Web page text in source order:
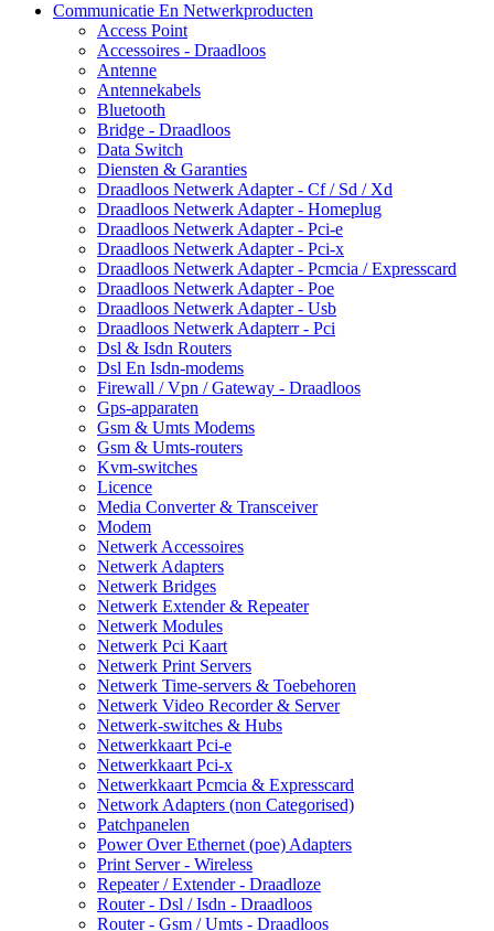
Communicatie En Netwerkproducten
Access Point
Accessoires - Draadloos
Antenne
Antennekabels
Bluetooth
Bridge - Draadloos
Data Switch
Diensten & Garanties
Draadloos Netwerk Adapter - Cf / Sd / Xd
Draadloos Netwerk Adapter - Homeplug
Draadloos Netwerk Adapter - Pci-e
Draadloos Netwerk Adapter - Pci-x
Draadloos Netwerk Adapter - Pcmcia / Expresscard
Draadloos Netwerk Adapter - Poe
Draadloos Netwerk Adapter - Usb
Draadloos Netwerk Adapterr - Pci
Dsl & Isdn Routers
Dsl En Isdn-modems
Firewall / Vpn / Gateway - Draadloos
Gps-apparaten
Gsm & Umts Modems
Gsm & Umts-routers
Kvm-switches
Licence
Media Converter & Transceiver
Modem
Netwerk Accessoires
Netwerk Adapters
Netwerk Bridges
Netwerk Extender & Repeater
Netwerk Modules
Netwerk Pci Kaart
Netwerk Print Servers
Netwerk Time-servers & Toebehoren
Netwerk Video Recorder & Server
Netwerk-switches & Hubs
Netwerkkaart Pci-e
Netwerkkaart Pci-x
Netwerkkaart Pcmcia & Expresscard
Network Adapters (non Categorised)
Patchpanelen
Power Over Ethernet (poe) Adapters
Print Server - Wireless
Repeater / Extender - Draadloze
Router - Dsl / Isdn - Draadloos
Router - Gsm / Umts - Draadloos